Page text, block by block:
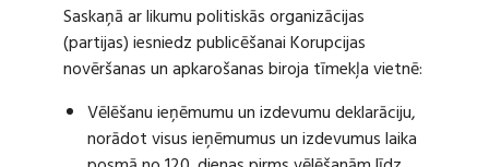
Saskaņā ar likumu politiskās organizācijas
(partijas) iesniedz publicēšanai Korupcijas
novēršanas un apkarošanas biroja tīmekļa vietnē:
Vēlēšanu ieņēmumu un izdevumu deklarāciju,
norādot visus ieņēmumus un izdevumus laika